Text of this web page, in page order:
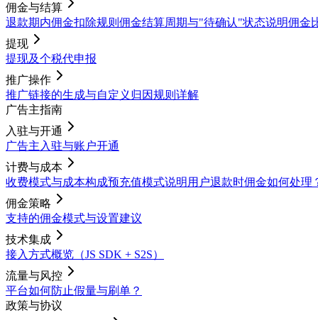
佣金与结算
退款期内佣金扣除规则 佣金结算周期与"待确认"状态说明佣金
提现
提现及个税代申报
推广操作
推广链接的生成与自定义 归因规则详解
广告主指南
入驻与开通
广告主入驻与账户开通
计费与成本
收费模式与成本构成预充值模式说明 用户退款时佣金如何处理
佣金策略
支持的佣金模式与设置建议
技术集成
接入方式概览（JS SDK + S2S）
流量与风控
平台如何防止假量与刷单？
政策与协议